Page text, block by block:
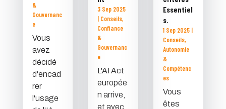
&
Gouvernanc
e
Vous
avez
décidé
d'encad
rer
l'usage
3 Sep 2025
| Conseils,
Confiance
&
Gouvernanc
e
L'AI Act
europée
n arrive,
et avec
Essentiel
s.
1 Sep 2025|
Conseils,
Autonomie
&
Compétenc
es
Vous
êtes